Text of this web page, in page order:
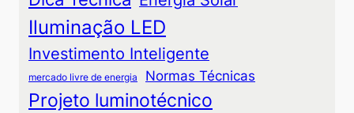
Iluminação LED
Investimento Inteligente
mercado livre de energia Normas Técnicas
Projeto luminotécnico